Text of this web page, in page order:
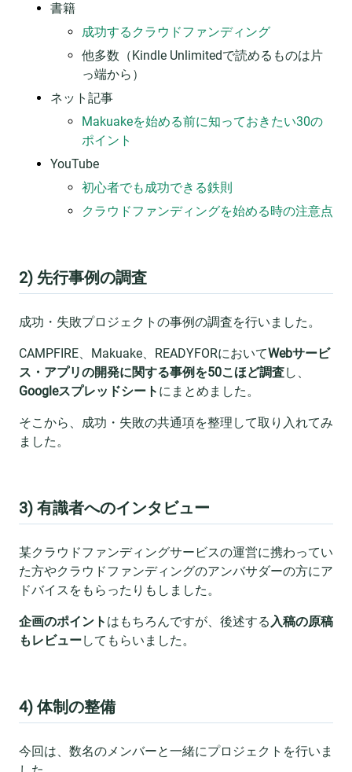
書籍
成功するクラウドファンディング
他多数（Kindle Unlimitedで読めるものは片
っ端から）
ネット記事
Makuakeを始める前に知っておきたい30の
ポイント
YouTube
初心者でも成功できる鉄則
クラウドファンディングを始める時の注意点
2) 先行事例の調査
成功・失敗プロジェクトの事例の調査を行いました。
CAMPFIRE、Makuake、READYFORにおいてWebサービ
ス・アプリの開発に関する事例を50こほど調査し、
Googleスプレッドシート にまとめました。
そこから、成功・失敗の共通項を整理して取り入れてみ
ました。
3) 有識者へのインタビュー
某クラウドファンディングサービスの運営に携わってい
た方やクラウドファンディングのアンバサダーの方にア
ドバイスをもらったりもしました。
企画のポイント はもちろんですが、後述する 入稿の原稿
もレビューしてもらいました。
4) 体制の整備
今回は、数名のメンバーと一緒にプロジェクトを行いま